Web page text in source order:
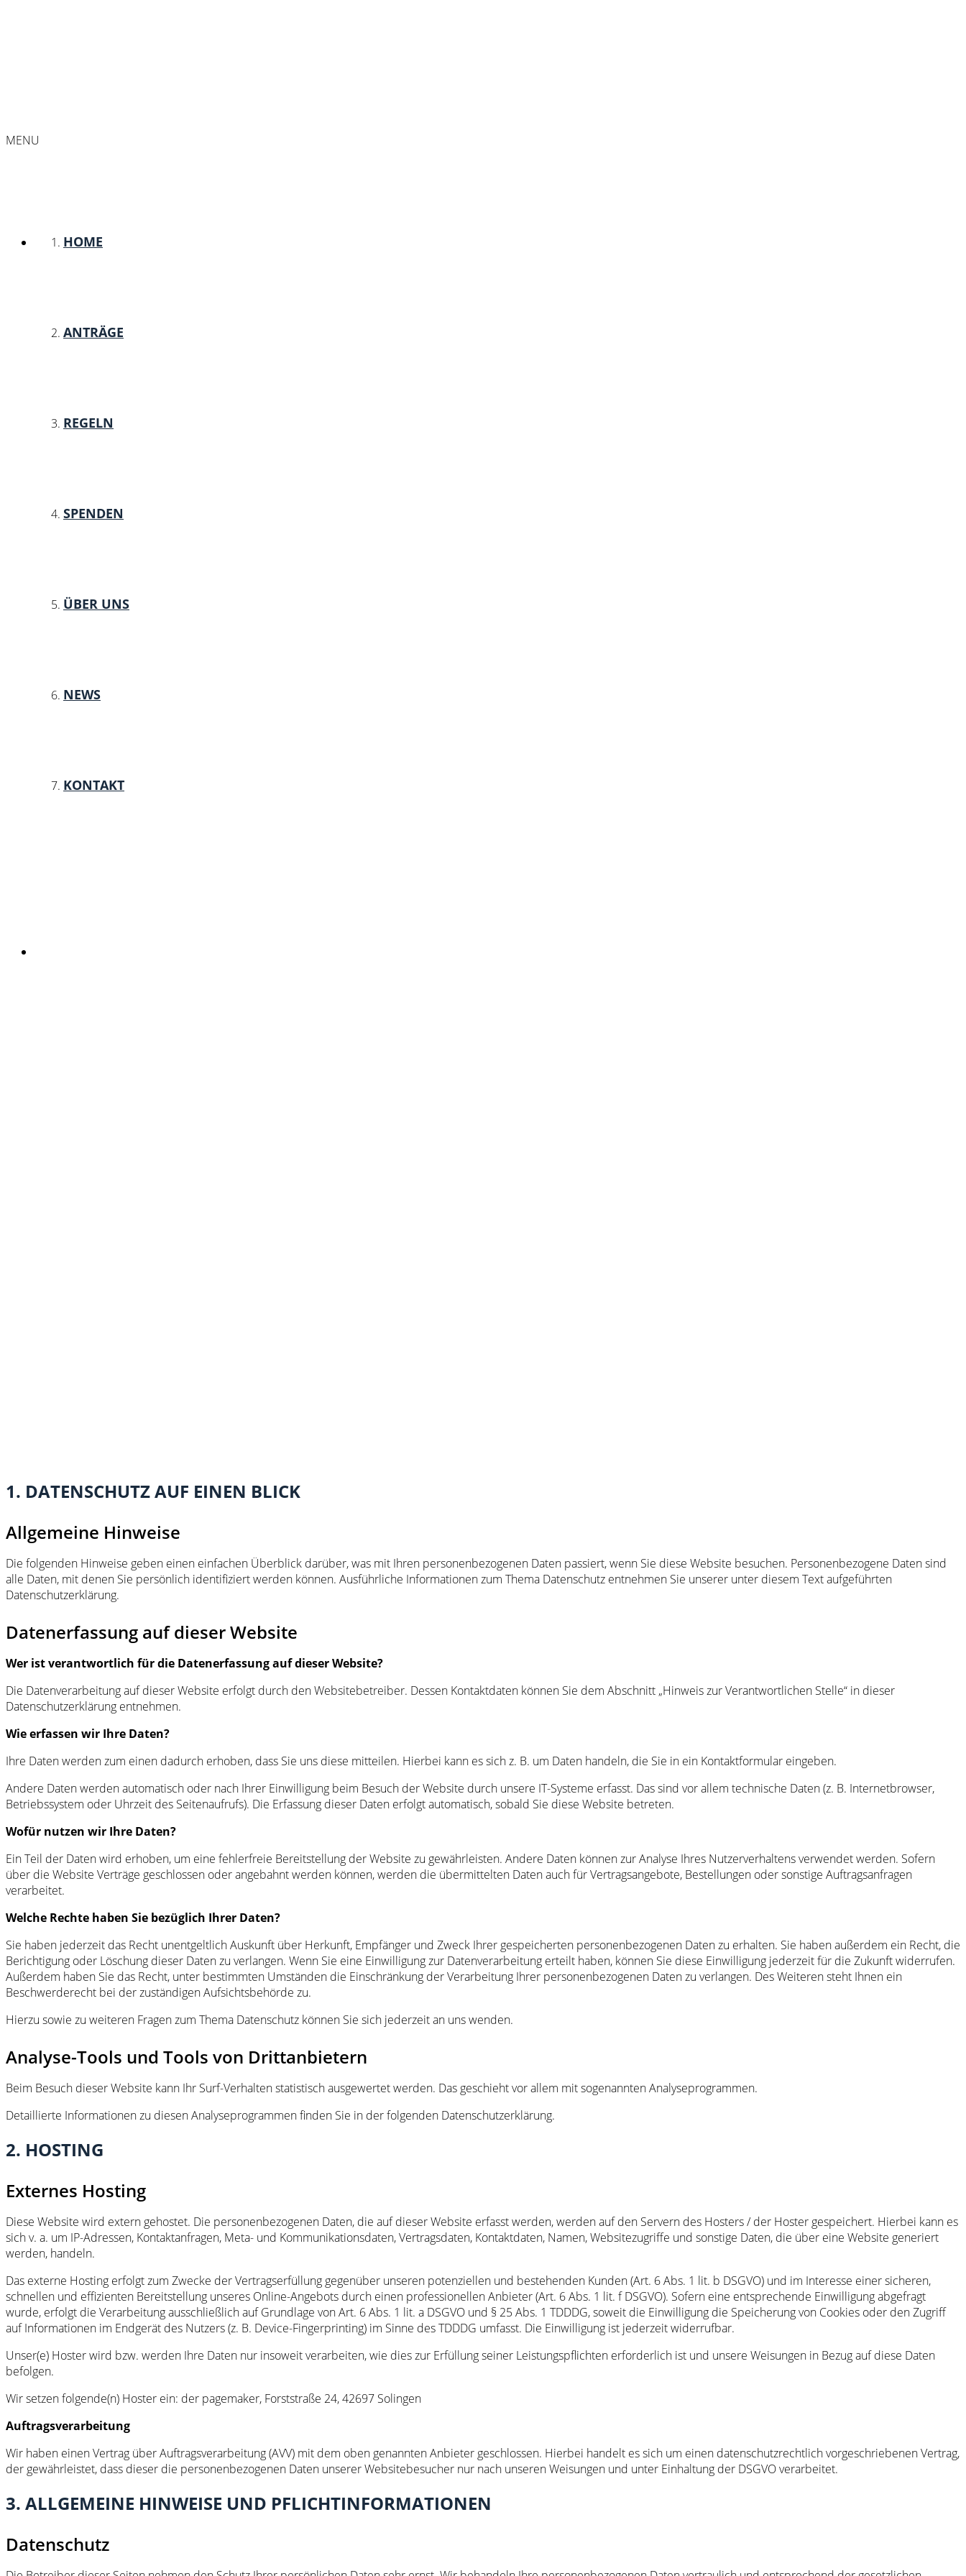
MENU
HOME
ANTRÄGE
REGELN
SPENDEN
ÜBER UNS
NEWS
KONTAKT
1. DATENSCHUTZ AUF EINEN BLICK
Allgemeine Hinweise
Die folgenden Hinweise geben einen einfachen Überblick darüber, was mit Ihren personenbezogenen Daten passiert, wenn Sie diese Website besuchen. Personenbezogene Daten sind
alle Daten, mit denen Sie persönlich identifiziert werden können. Ausführliche Informationen zum Thema Datenschutz entnehmen Sie unserer unter diesem Text aufgeführten
Datenschutzerklärung.
Datenerfassung auf dieser Website
Wer ist verantwortlich für die Datenerfassung auf dieser Website?
Die Datenverarbeitung auf dieser Website erfolgt durch den Websitebetreiber. Dessen Kontaktdaten können Sie dem Abschnitt „Hinweis zur Verantwortlichen Stelle“ in dieser
Datenschutzerklärung entnehmen.
Wie erfassen wir Ihre Daten?
Ihre Daten werden zum einen dadurch erhoben, dass Sie uns diese mitteilen. Hierbei kann es sich z. B. um Daten handeln, die Sie in ein Kontaktformular eingeben.
Andere Daten werden automatisch oder nach Ihrer Einwilligung beim Besuch der Website durch unsere IT-Systeme erfasst. Das sind vor allem technische Daten (z. B. Internetbrowser,
Betriebssystem oder Uhrzeit des Seitenaufrufs). Die Erfassung dieser Daten erfolgt automatisch, sobald Sie diese Website betreten.
Wofür nutzen wir Ihre Daten?
Ein Teil der Daten wird erhoben, um eine fehlerfreie Bereitstellung der Website zu gewährleisten. Andere Daten können zur Analyse Ihres Nutzerverhaltens verwendet werden. Sofern
über die Website Verträge geschlossen oder angebahnt werden können, werden die übermittelten Daten auch für Vertragsangebote, Bestellungen oder sonstige Auftragsanfragen
verarbeitet.
Welche Rechte haben Sie bezüglich Ihrer Daten?
Sie haben jederzeit das Recht unentgeltlich Auskunft über Herkunft, Empfänger und Zweck Ihrer gespeicherten personenbezogenen Daten zu erhalten. Sie haben außerdem ein Recht, die
Berichtigung oder Löschung dieser Daten zu verlangen. Wenn Sie eine Einwilligung zur Datenverarbeitung erteilt haben, können Sie diese Einwilligung jederzeit für die Zukunft widerrufen.
Außerdem haben Sie das Recht, unter bestimmten Umständen die Einschränkung der Verarbeitung Ihrer personenbezogenen Daten zu verlangen. Des Weiteren steht Ihnen ein
Beschwerderecht bei der zuständigen Aufsichtsbehörde zu.
Hierzu sowie zu weiteren Fragen zum Thema Datenschutz können Sie sich jederzeit an uns wenden.
Analyse-Tools und Tools von Drittanbietern
Beim Besuch dieser Website kann Ihr Surf-Verhalten statistisch ausgewertet werden. Das geschieht vor allem mit sogenannten Analyseprogrammen.
Detaillierte Informationen zu diesen Analyseprogrammen finden Sie in der folgenden Datenschutzerklärung.
2. HOSTING
Externes Hosting
Diese Website wird extern gehostet. Die personenbezogenen Daten, die auf dieser Website erfasst werden, werden auf den Servern des Hosters / der Hoster gespeichert. Hierbei kann es
sich v. a. um IP-Adressen, Kontaktanfragen, Meta- und Kommunikationsdaten, Vertragsdaten, Kontaktdaten, Namen, Websitezugriffe und sonstige Daten, die über eine Website generiert
werden, handeln.
Das externe Hosting erfolgt zum Zwecke der Vertragserfüllung gegenüber unseren potenziellen und bestehenden Kunden (Art. 6 Abs. 1 lit. b DSGVO) und im Interesse einer sicheren,
schnellen und effizienten Bereitstellung unseres Online-Angebots durch einen professionellen Anbieter (Art. 6 Abs. 1 lit. f DSGVO). Sofern eine entsprechende Einwilligung abgefragt
wurde, erfolgt die Verarbeitung ausschließlich auf Grundlage von Art. 6 Abs. 1 lit. a DSGVO und § 25 Abs. 1 TDDDG, soweit die Einwilligung die Speicherung von Cookies oder den Zugriff
auf Informationen im Endgerät des Nutzers (z. B. Device-Fingerprinting) im Sinne des TDDDG umfasst. Die Einwilligung ist jederzeit widerrufbar.
Unser(e) Hoster wird bzw. werden Ihre Daten nur insoweit verarbeiten, wie dies zur Erfüllung seiner Leistungspflichten erforderlich ist und unsere Weisungen in Bezug auf diese Daten
befolgen.
Wir setzen folgende(n) Hoster ein: der pagemaker, Forststraße 24, 42697 Solingen
Auftragsverarbeitung
Wir haben einen Vertrag über Auftragsverarbeitung (AVV) mit dem oben genannten Anbieter geschlossen. Hierbei handelt es sich um einen datenschutzrechtlich vorgeschriebenen Vertrag,
der gewährleistet, dass dieser die personenbezogenen Daten unserer Websitebesucher nur nach unseren Weisungen und unter Einhaltung der DSGVO verarbeitet.
3. ALLGEMEINE HINWEISE UND PFLICHTINFORMATIONEN
Datenschutz